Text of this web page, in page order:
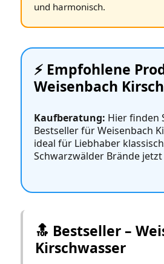
und harmonisch.
⚡️ Empfohlene
Weisenbach
Kaufberatung: Hier finden
Bestseller für Weisenbach
ideal für Liebhaber
Schwarzwälder Brände
🔝 Bestseller –
Kirschwasser